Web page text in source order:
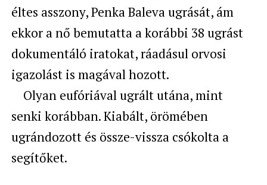
éltes asszony, Penka Baleva ugrását, ám
ekkor a nő bemutatta a korábbi 38 ugrást
dokumentáló iratokat, ráadásul orvosi
igazolást is magával hozott.
Olyan eufóriával ugrált utána, mint
senki korábban. Kiabált, örömében
ugrándozott és össze-vissza csókolta a
segítőket.